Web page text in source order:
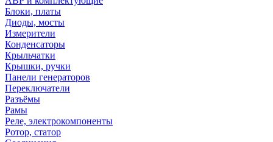
Блоки, платы
Диоды, мосты
Измерители
Конденсаторы
Крыльчатки
Крышки, ручки
Панели генераторов
Переключатели
Разъёмы
Рамы
Реле, электрокомпоненты
Ротор, статор